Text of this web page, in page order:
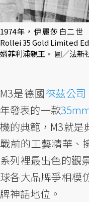
1974年，伊麗莎白二世
Rollei 35 Gold Limited
婿菲利浦親王。 圖／法新
M3是德國徠茲公司
年發表的一款
機的典範，M3就是
戰前的工藝精華、
系列裡最出色的觀
球各大品牌爭相模
牌神話地位。